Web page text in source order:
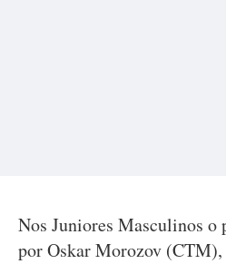
Nos Juniores Masculinos
por Oskar Morozov